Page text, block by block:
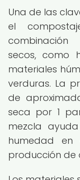
Una de las
el
secos, como
materiales
verduras. La
de
seca por 1
mezcla
humedad
producción de